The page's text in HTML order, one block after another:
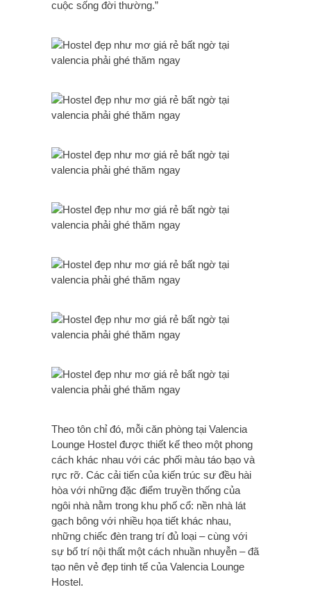
cuộc sống đời thường.”
Theo tôn chỉ đó, mỗi căn phòng tại Valencia
Lounge Hostel được thiết kế theo một phong
cách khác nhau với các phối màu táo bạo và
rực rỡ. Các cải tiến của kiến trúc sư đều hài
hòa với những đặc điểm truyền thống của
ngôi nhà nằm trong khu phố cổ: nền nhà lát
gạch bông với nhiều họa tiết khác nhau,
những chiếc đèn trang trí đủ loại – cùng với
sự bố trí nội thất một cách nhuần nhuyễn – đã
tạo nên vẻ đẹp tinh tế của Valencia Lounge
Hostel.